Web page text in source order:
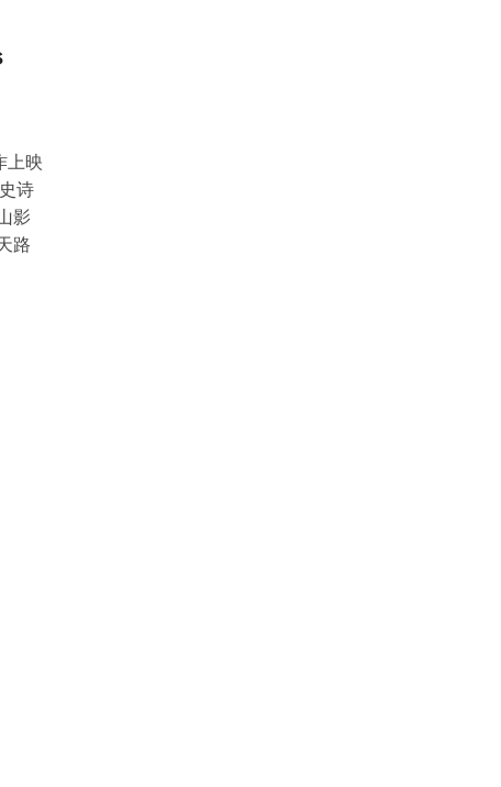
上映
诗
影
路